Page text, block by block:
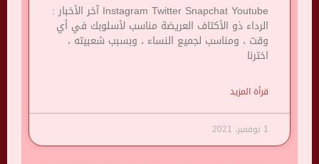
Instagram Twitter Snapchat Youtube آخر الأخبار :
الرداء ذو ​​الأكتاف العريضة مناسب لأسلوبك في أي
وقت ، ومناسب لجميع النساء ، وبسبب شعبيته ،
اخترنا
قرأة المزيد
1 نوفمبر، 2021